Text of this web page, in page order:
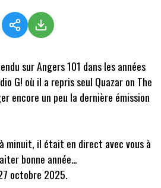
sur Angers 101 dans les années
G! où il a repris seul Quazar on The
encore un peu la dernière émission
minuit, il était en direct avec vous à
bonne année...
octobre 2025.